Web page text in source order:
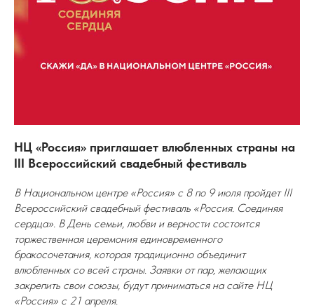
НЦ «Россия» приглашает влюбленных страны на
III Всероссийский свадебный фестиваль
В Национальном центре «Россия» с 8 по 9 июля пройдет III
Всероссийский свадебный фестиваль «Россия. Соединяя
сердца». В День семьи, любви и верности состоится
торжественная церемония единовременного
бракосочетания, которая традиционно объединит
влюбленных со всей страны. Заявки от пар, желающих
закрепить свои союзы, будут приниматься на сайте НЦ
«Россия» с 21 апреля.